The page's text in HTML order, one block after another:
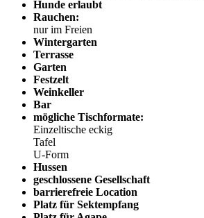
Hunde erlaubt
Rauchen:
nur im Freien
Wintergarten
Terrasse
Garten
Festzelt
Weinkeller
Bar
mögliche Tischformate:
Einzeltische eckig
Tafel
U-Form
Hussen
geschlossene Gesellschaft
barrierefreie Location
Platz für Sektempfang